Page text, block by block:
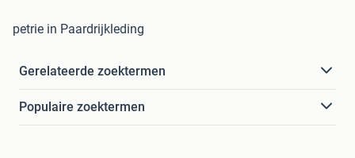
petrie in Paardrijkleding
Gerelateerde zoektermen
Populaire zoektermen